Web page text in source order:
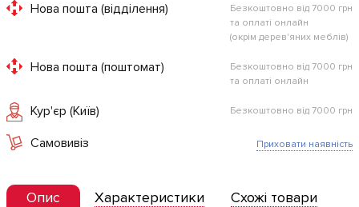
Нова пошта (відділення)
Безкоштовно від 7000 грн
та оплаті онлайн
(окрім дерев'яних меблів)
Нова пошта (поштомат)
Безкоштовно від 7000 грн
та оплаті онлайн
Кур'єр (Київ) Безкоштовно від 7000 грн
Самовивіз Приховати наявність
Опис Характеристики
Схожі товари